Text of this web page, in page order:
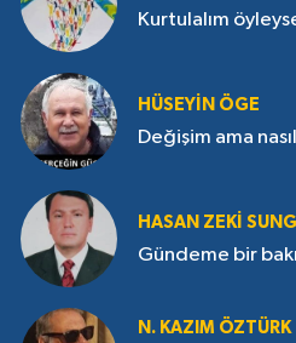
Kurtulalım
HÜSEYIN ÖGE
Değişim ama
HASAN ZEKI
Gündeme bir
N. KAZIM ÖZTÜRK